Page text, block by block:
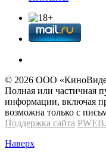
© 2026 OOО
Полная или частичная
информации, включая
возможна только с
Поддержка сайта
Наверх